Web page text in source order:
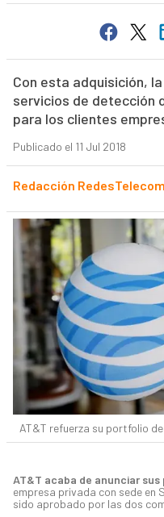
Con esta adquisición,
servicios de detección
para los clientes
Publicado el 11 Jul 2018
Redacción RedesTelecom
AT&T refuerza su portfolio
AT&T acaba de anunciar
empresa privada con sede en
sido aprobado por las dos